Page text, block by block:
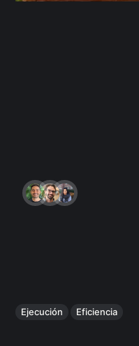
Ejecución Eficiencia